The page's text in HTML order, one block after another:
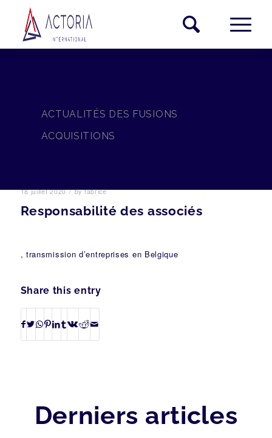
ACTUALITÉS DES FUSIONS
ACQUISITIONS
18 juillet 2020 / byfabrice
Responsabilité des associés
, transmission d’entreprises en Belgique
Share this entry
Derniers articles